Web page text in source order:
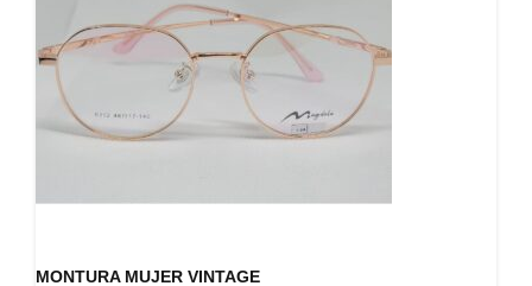
MONTURA MUJER VINTAGE